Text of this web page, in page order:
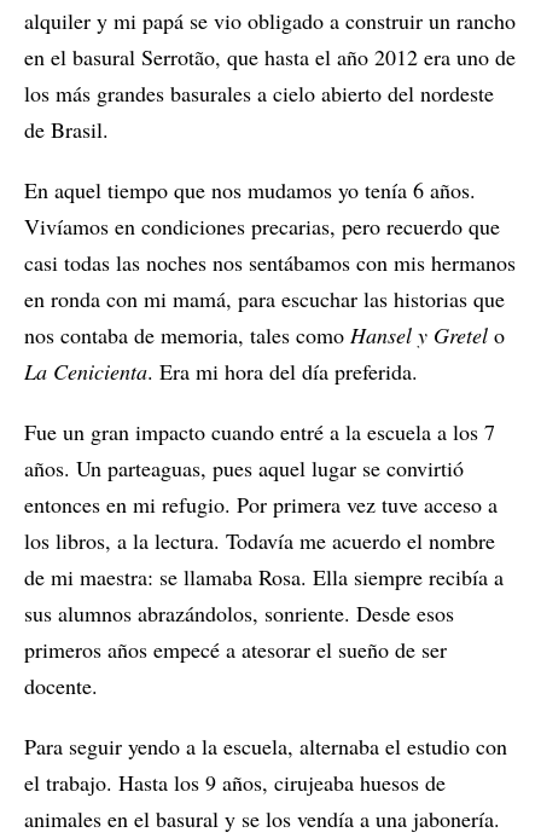
alquiler y mi papá se vio obligado a construir un rancho
en el basural Serrotão, que hasta el año 2012 era uno de
los más grandes basurales a cielo abierto del nordeste
de Brasil.
En aquel tiempo que nos mudamos yo tenía 6 años.
Vivíamos en condiciones precarias, pero recuerdo que
casi todas las noches nos sentábamos con mis hermanos
en ronda con mi mamá, para escuchar las historias que
nos contaba de memoria, tales como Hansel y Gretel o
La Cenicienta. Era mi hora del día preferida.
Fue un gran impacto cuando entré a la escuela a los 7
años. Un parteaguas, pues aquel lugar se convirtió
entonces en mi refugio. Por primera vez tuve acceso a
los libros, a la lectura. Todavía me acuerdo el nombre
de mi maestra: se llamaba Rosa. Ella siempre recibía a
sus alumnos abrazándolos, sonriente. Desde esos
primeros años empecé a atesorar el sueño de ser
docente.
Para seguir yendo a la escuela, alternaba el estudio con
el trabajo. Hasta los 9 años, cirujeaba huesos de
animales en el basural y se los vendía a una jabonería.